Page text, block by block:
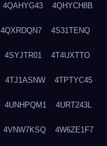
4QAHYG43 4QHYCH8B
4QXRDQN7 4S31TENQ
4SYJTR01 4T4UXTTO
4TJ1ASNW 4TPTYC45
4UNHPQM1 4URT243L
4VNW7KSQ 4W6ZE1F7